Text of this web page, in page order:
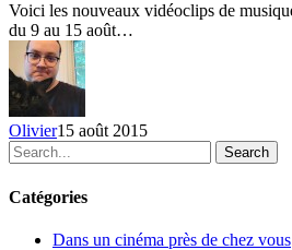
la
semaine
du
9
au
15
août
2015
Voici les nouveaux vidéoclips de
du 9 au 15 août…
Olivier15 août 2015
Search
Catégories
Dans un cinéma près de chez vous